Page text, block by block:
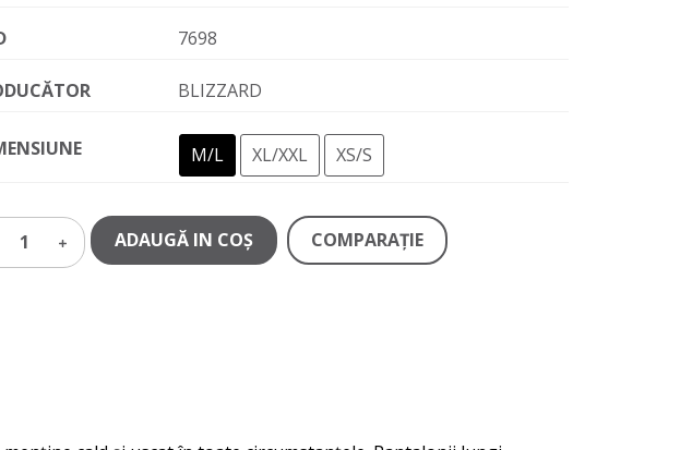
7698
BLIZZARD
M/L XL/XXL XS/S
1 ADAUGĂ IN COŞ COMPARAŢIE